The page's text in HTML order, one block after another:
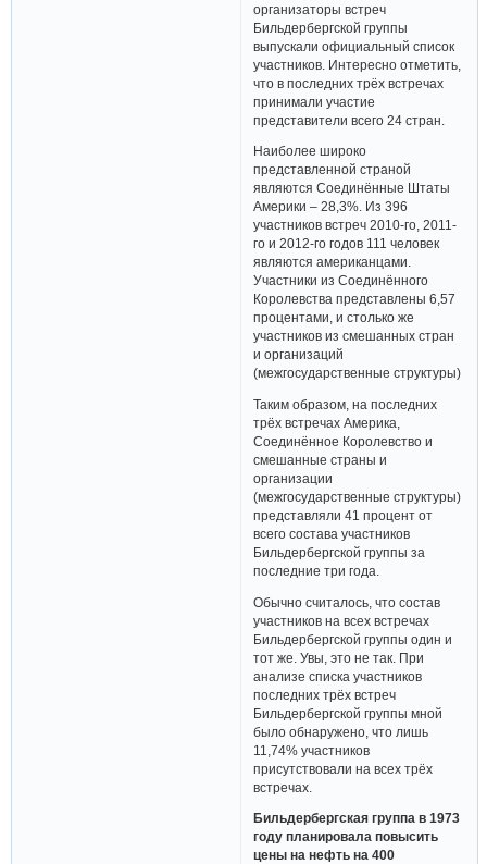
организаторы встреч
Бильдербергской группы
выпускали официальный список
участников. Интересно отметить,
что в последних трёх встречах
принимали участие
представители всего 24 стран.
Наиболее широко
представленной страной
являются Соединённые Штаты
Америки – 28,3%. Из 396
участников встреч 2010-го, 2011-
го и 2012-го годов 111 человек
являются американцами.
Участники из Соединённого
Королевства представлены 6,57
процентами, и столько же
участников из смешанных стран
и организаций
(межгосударственные структуры)
Таким образом, на последних
трёх встречах Америка,
Соединённое Королевство и
смешанные страны и
организации
(межгосударственные структуры)
представляли 41 процент от
всего состава участников
Бильдербергской группы за
последние три года.
Обычно считалось, что состав
участников на всех встречах
Бильдербергской группы один и
тот же. Увы, это не так. При
анализе списка участников
последних трёх встреч
Бильдербергской группы мной
было обнаружено, что лишь
11,74% участников
присутствовали на всех трёх
встречах.
Бильдербергская группа в 1973
году планировала повысить
цены на нефть на 400